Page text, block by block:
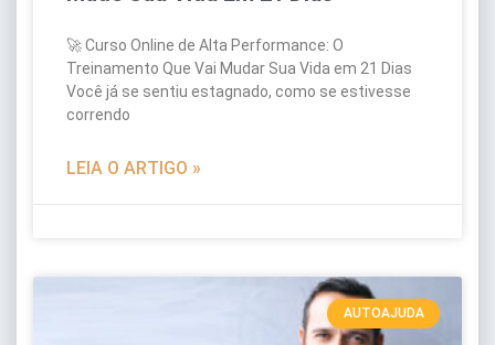
🚀 Curso Online de Alta Performance: O
Treinamento Que Vai Mudar Sua Vida em 21 Dias
Você já se sentiu estagnado, como se estivesse
correndo
LEIA O ARTIGO »
AUTOAJUDA